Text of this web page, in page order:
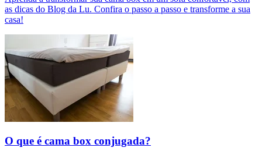
as dicas do Blog da Lu. Confira o passo a passo e transforme a sua
casa!
O que é cama box conjugada?